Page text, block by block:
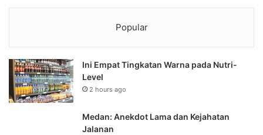
Popular
Ini Empat Tingkatan Warna pada Nutri-
Level
2 hours ago
Medan: Anekdot Lama dan Kejahatan
Jalanan